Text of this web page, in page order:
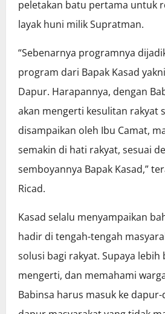
peletakan batu pertama untuk
layak huni milik Supratman.
“Sebenarnya programnya
program dari Bapak Kasad
Dapur. Harapannya, dengan
akan mengerti kesulitan rakyat
disampaikan oleh Ibu Camat,
semakin di hati rakyat, sesuai
semboyannya Bapak Kasad,”
Ricad.
Kasad selalu menyampaikan
hadir di tengah-tengah
solusi bagi rakyat. Supaya lebih
mengerti, dan memahami
Babinsa harus masuk ke